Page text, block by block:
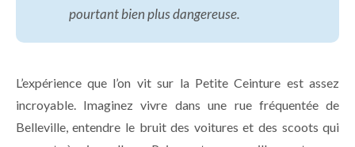
pourtant bien plus dangereuse.
L’expérience que l’on vit sur la Petite Ceinture est assez
incroyable. Imaginez vivre dans une rue fréquentée de
Belleville, entendre le bruit des voitures et des scoots qui